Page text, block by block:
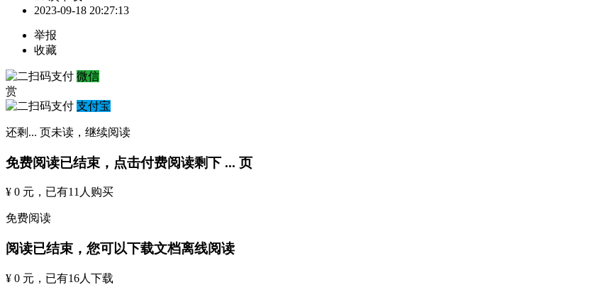
2023-09-18 20:27:13
举报
收藏
微信
赏
支付宝
还剩 ... 页未读， 继续阅读
免费阅读已结束，点击付费阅读剩下 ... 页
¥ 0 元 ，已有11 人购买
免费阅读
阅读已结束，您可以下载文档离线阅读
¥ 0 元 ，已有16人下载